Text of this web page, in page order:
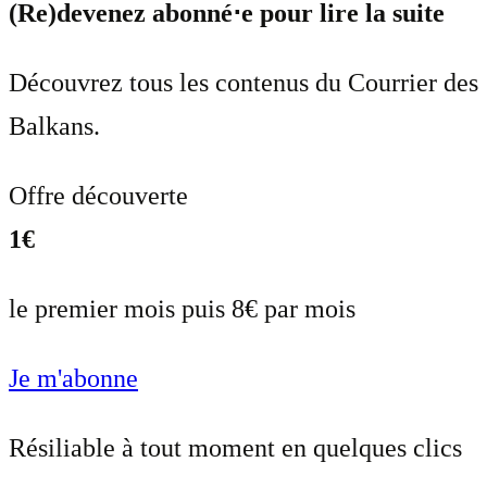
(Re)devenez abonné⋅e pour lire la suite
Découvrez tous les contenus du Courrier des
Balkans.
Offre découverte
1€
le premier mois puis 8€ par mois
Je m'abonne
Résiliable à tout moment en quelques clics